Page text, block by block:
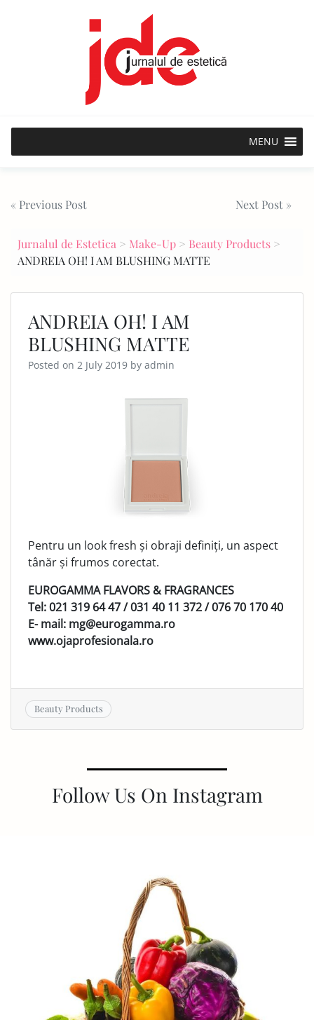
MENU
Post
navigation
« Previous Post Next Post »
Jurnalul de Estetica > Make-Up > Beauty Products >
ANDREIA OH! I AM BLUSHING MATTE
ANDREIA OH! I AM
BLUSHING MATTE
Posted on 2 July 2019 by admin
Pentru un look fresh și obraji definiți, un aspect
tânăr și frumos corectat.
EUROGAMMA FLAVORS & FRAGRANCES
Tel: 021 319 64 47 / 031 40 11 372 / 076 70 170 40
E- mail: mg@eurogamma.ro
www.ojaprofesionala.ro
Beauty Products
Follow Us On Instagram